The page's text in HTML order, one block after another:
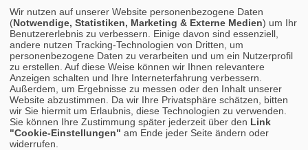
Wir nutzen auf unserer Website personenbezogene Daten
(Notwendige, Statistiken, Marketing & Externe Medien) um Ihr
Benutzererlebnis zu verbessern. Einige davon sind essenziell,
andere nutzen Tracking-Technologien von Dritten, um
personenbezogene Daten zu verarbeiten und um ein Nutzerprofil
zu erstellen. Auf diese Weise können wir Ihnen relevantere
Anzeigen schalten und Ihre Interneterfahrung verbessern.
Außerdem, um Ergebnisse zu messen oder den Inhalt unserer
Website abzustimmen. Da wir Ihre Privatsphäre schätzen, bitten
wir Sie hiermit um Erlaubnis, diese Technologien zu verwenden.
Sie können Ihre Zustimmung später jederzeit über den Link
"Cookie-Einstellungen" am Ende jeder Seite ändern oder
widerrufen.